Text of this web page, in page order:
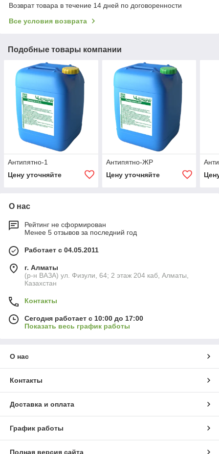
Возврат товара в течение 14 дней по договоренности
Все условия возврата
Подобные товары компании
Антипятно-1
Цену уточняйте
Антипятно-ЖР
Цену уточняйте
О нас
Рейтинг не сформирован
Менее 5 отзывов за последний год
Работает с 04.05.2011
г. Алматы
(р-н ВАЗА) ул. Физули, 64; 2 этаж 204 каб, Алматы,
Казахстан
Контакты
Сегодня работает с 10:00 до 17:00
Показать весь график работы
О нас
Контакты
Доставка и оплата
График работы
Полная версия сайта